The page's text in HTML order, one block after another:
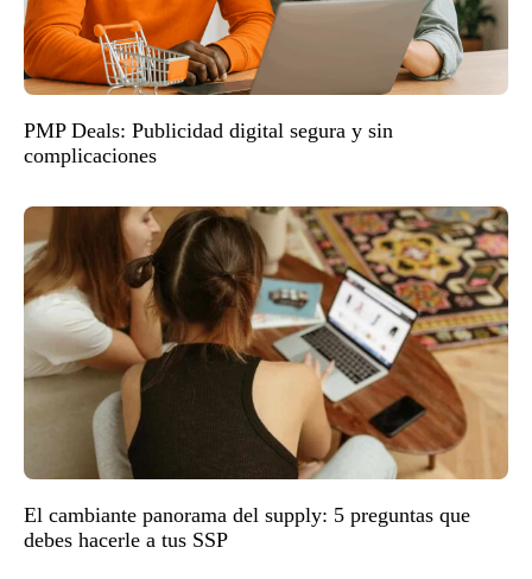
PMP Deals: Publicidad digital segura y sin
complicaciones
El cambiante panorama del supply: 5 preguntas que
debes hacerle a tus SSP